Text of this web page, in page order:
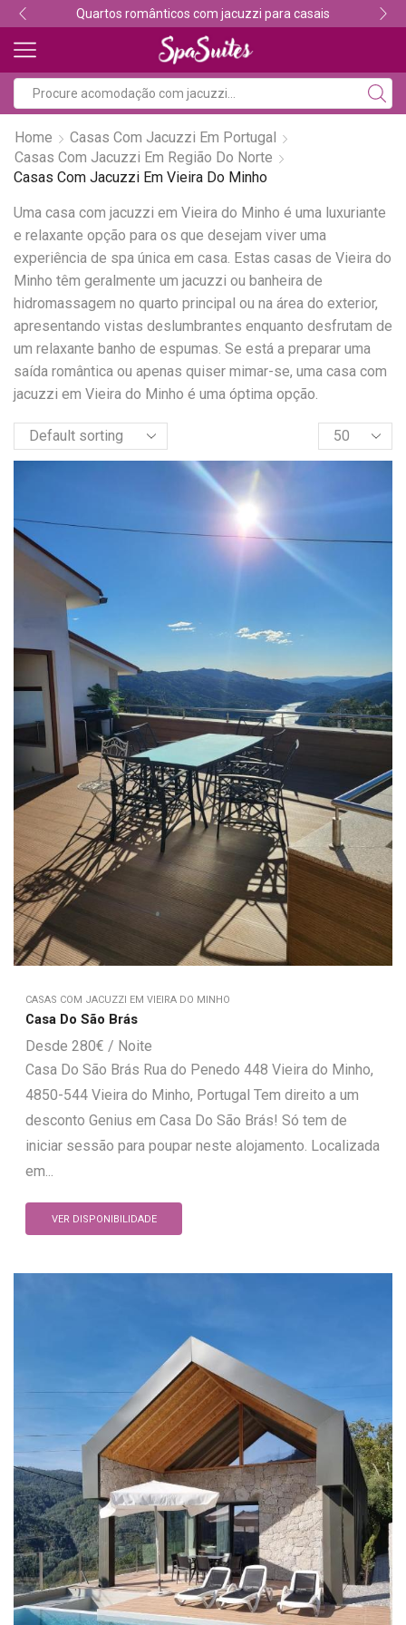
Quartos românticos com jacuzzi para casais
Home
Casas Com Jacuzzi Em Portugal
Casas Com Jacuzzi Em Região Do Norte
Casas Com Jacuzzi Em Vieira Do Minho
Uma casa com jacuzzi em Vieira do Minho é uma luxuriante
e relaxante opção para os que desejam viver uma
experiência de spa única em casa. Estas casas de Vieira do
Minho têm geralmente um jacuzzi ou banheira de
hidromassagem no quarto principal ou na área do exterior,
apresentando vistas deslumbrantes enquanto desfrutam de
um relaxante banho de espumas. Se está a preparar uma
saída romântica ou apenas quiser mimar-se, uma casa com
jacuzzi em Vieira do Minho é uma óptima opção.
CASAS COM JACUZZI EM VIEIRA DO MINHO
Casa Do São Brás
280€
Casa Do São Brás Rua do Penedo 448 Vieira do Minho,
4850-544 Vieira do Minho, Portugal Tem direito a um
desconto Genius em Casa Do São Brás! Só tem de
iniciar sessão para poupar neste alojamento. Localizada
em...
VER DISPONIBILIDADE